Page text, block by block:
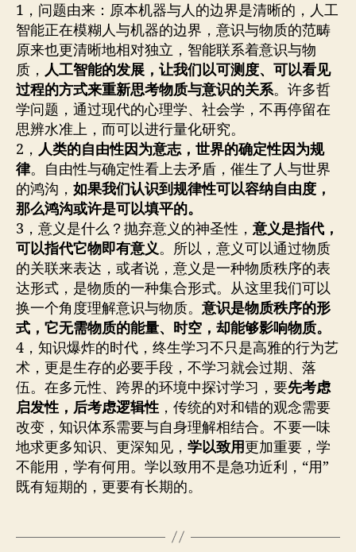
1，问题由来：原本机器与人的边界是清晰的，人工
智能正在模糊人与机器的边界，意识与物质的范畴
原来也更清晰地相对独立，智能联系着意识与物
质， 人工智能的发展，让我们以可测度、可以看见
过程的方式来重新思考物质与意识的关系。许多哲
学问题，通过现代的心理学、社会学，不再停留在
思辨水准上，而可以进行量化研究。
2， 人类的自由性因为意志，世界的确定性因为规
律。自由性与确定性看上去矛盾，催生了人与世界
的鸿沟， 如果我们认识到规律性可以容纳自由度，
那么鸿沟或许是可以填平的。
3，意义是什么？抛弃意义的神圣性， 意义是指代，
可以指代它物即有意义。所以，意义可以通过物质
的关联来表达，或者说，意义是一种物质秩序的表
达形式，是物质的一种集合形式。从这里我们可以
换一个角度理解意识与物质。 意识是物质秩序的形
式，它无需物质的能量、时空，却能够影响物质。
4，知识爆炸的时代，终生学习不只是高雅的行为艺
术，更是生存的必要手段，不学习就会过期、落
伍。在多元性、跨界的环境中探讨学习，要先考虑
启发性，后考虑逻辑性 ，传统的对和错的观念需要
改变，知识体系需要与自身理解相结合。不要一味
地求更多知识、更深知见， 学以致用更加重要，学
不能用，学有何用。学以致用不是急功近利，“用”
既有短期的，更要有长期的。